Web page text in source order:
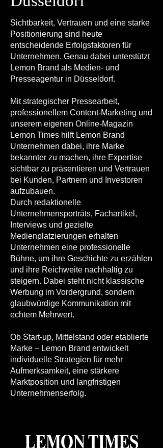
Sichtbarkeit, Vertrauen und eine starke
Positionierung sind heute
entscheidende Erfolgsfaktoren für
Unternehmen. Genau dabei unterstützt
Lemon Brand als Medien- und
Presseagentur in Düsseldorf.
Mit strategischer Pressearbeit,
professionellem Content-Marketing und
unserem eigenen Online-Magazin
Lemon Times hilft Lemon Brand
Unternehmen dabei, ihre Marke
bekannter zu machen, ihre Expertise
sichtbar zu präsentieren und Vertrauen
bei Kunden, Partnern und Investoren
aufzubauen.
Durch redaktionelle
Unternehmensporträts, Fachartikel,
Interviews und gezielte
Medienplatzierungen erhalten
Unternehmen eine professionelle
Bühne, um ihre Geschichte zu erzählen
und ihre Reichweite nachhaltig zu
steigern. Dabei steht nicht klassische
Werbung im Vordergrund, sondern
glaubwürdige Kommunikation mit
echtem Mehrwert.
Ob Start-up, Mittelstand oder etablierte
Marke – Lemon Brand entwickelt
individuelle Strategien für mehr
Aufmerksamkeit, eine stärkere
Marktposition und langfristigen
Unternehmenserfolg.